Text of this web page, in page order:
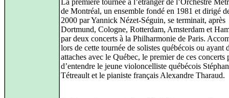
La première tournée à l’étranger de l’Orchestre
de Montréal, un ensemble fondé en 1981 et dirigé
2000 par Yannick Nézet-Séguin, se terminait, après
Dortmund, Cologne, Rotterdam, Amsterdam et
par deux concerts à la Philharmonie de Paris.
lors de cette tournée de solistes québécois ou ayant
attaches avec le Québec, le premier de ces concerts
d’entendre le jeune violoncelliste québécois
Tétreault et le pianiste français Alexandre Tharaud.